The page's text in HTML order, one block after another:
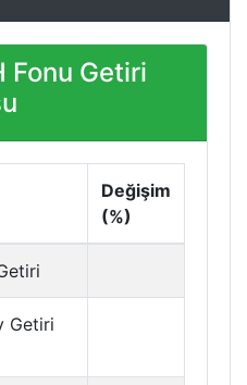
Fonu Getiri
Değişim
(%)
Getiri